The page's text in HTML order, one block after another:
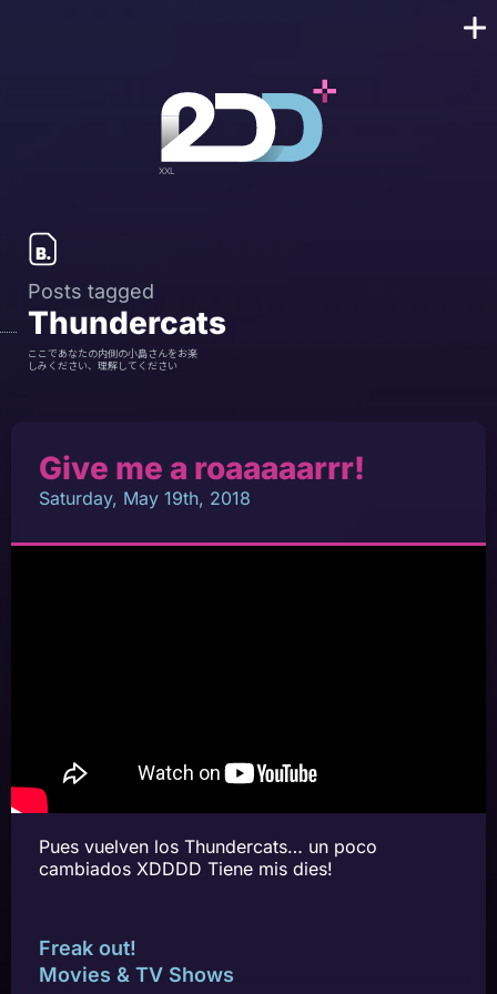
Posts tagged
Thundercats
ここであなたの内側の小島さんをお楽
しみください、理解してください
Give me a roaaaaarrr!
Saturday, May 19th, 2018
Pues vuelven los Thundercats… un poco
cambiados XDDDD Tiene mis dies!
Freak out!
Movies & TV Shows